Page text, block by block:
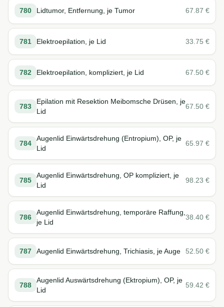
780 Lidtumor, Entfernung, je Tumor 67.87 €
781 Elektroepilation, je Lid 33.75 €
782 Elektroepilation, kompliziert, je Lid 67.50 €
783
Epilation mit Resektion Meibomsche Drüsen, je
Lid
67.50 €
784
Augenlid Einwärtsdrehung (Entropium), OP, je
Lid
65.97 €
785
Augenlid Einwärtsdrehung, OP kompliziert, je
Lid
98.23 €
786
Augenlid Einwärtsdrehung, temporäre Raffung,
je Lid
38.40 €
787 Augenlid Einwärtsdrehung, Trichiasis, je Auge 52.50 €
788
Augenlid Auswärtsdrehung (Ektropium), OP, je
Lid
59.42 €